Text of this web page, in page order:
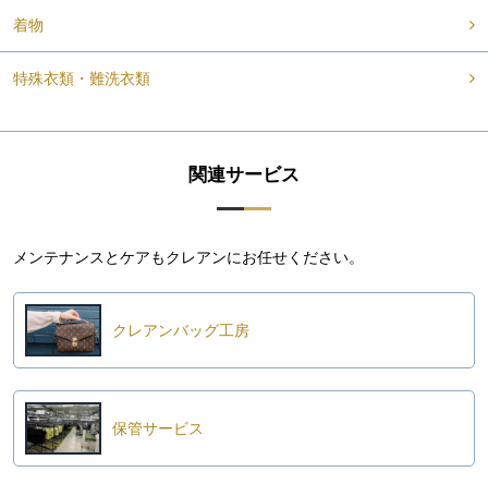
着物
特殊衣類・難洗衣類
関連サービス
メンテナンスとケアもクレアンにお任せください。
クレアンバッグ工房
保管サービス